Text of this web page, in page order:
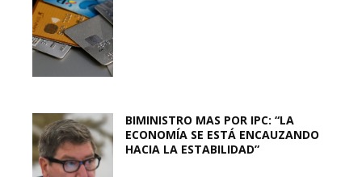
BIMINISTRO MAS POR IPC: “LA
ECONOMÍA SE ESTÁ ENCAUZANDO
HACIA LA ESTABILIDAD”